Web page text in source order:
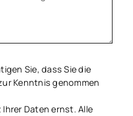
Sie, dass Sie die
Kenntnis genommen
Daten ernst. Alle